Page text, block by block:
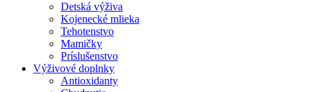
Detská výživa
Kojenecké mlieka
Tehotenstvo
Mamičky
Príslušenstvo
Výživové doplnky
Antioxidanty